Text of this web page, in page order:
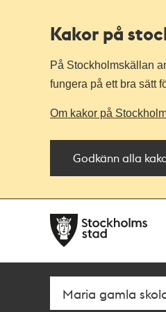
Kakor på
På Stockholmskällan
fungera på ett bra sätt
Om kakor på
Godkänn alla
navigationen
huvudinnehållet
Sök